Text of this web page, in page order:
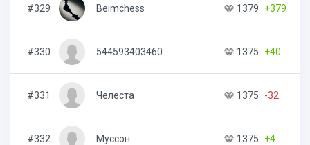
#329 Beimchess 1379 +379
#330 544593403460 1375 +40
#331 Челеста 1375 -32
#332 Муссон 1375 +4